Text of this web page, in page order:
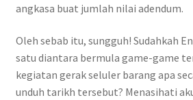
angkasa buat jumlah nilai adendum.
Oleh sebab itu, sungguh! Sudahkah
satu diantara bermula game-game
kegiatan gerak seluler barang apa
unduh tarikh tersebut? Menasihati